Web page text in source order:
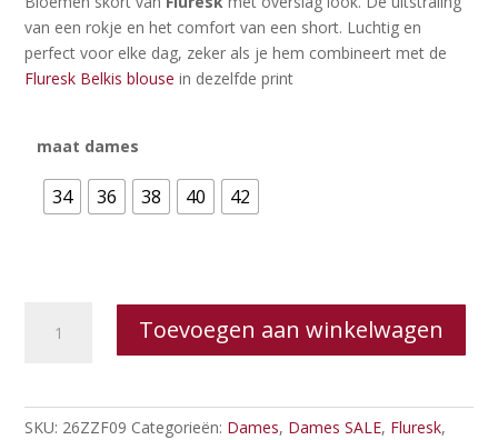
was:
€59.99.
is:
€29.00.
van een rokje en het comfort van een short. Luchtig en
perfect voor elke dag, zeker als je hem combineert met de
Fluresk Belkis blouse in dezelfde print
maat dames
34 36 38 40 42
Toevoegen aan winkelwagen
SKU: 26ZZF09 Categorieën: Dames, Dames SALE, Fluresk,